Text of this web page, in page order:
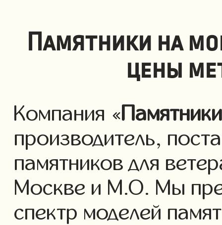
Памятники на
цены
Компания «Памятники
производитель,
памятников для
Москве и М.О. Мы
спектр моделей